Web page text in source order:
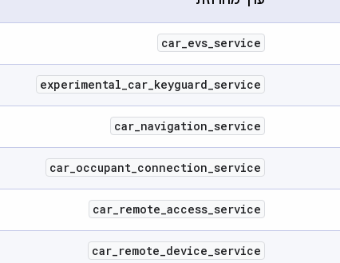
car_evs_service
experimental_car_keyguard_service
car_navigation_service
car_occupant_connection_service
car_remote_access_service
car_remote_device_service